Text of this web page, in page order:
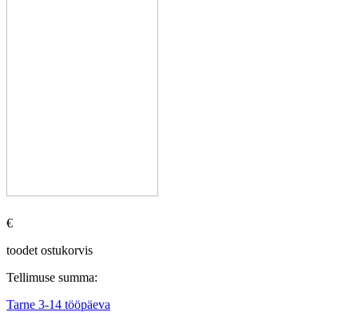
€
toodet ostukorvis
Tellimuse summa:
Tarne 3-14 tööpäeva